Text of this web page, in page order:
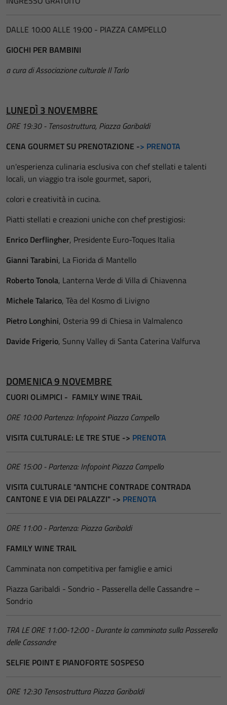
DALLE 10:00 ALLE 19:00 - PIAZZA CAMPELLO
GIOCHI PER BAMBINI
a cura di Associazione culturale Il Tarlo
LUNEDÌ 3 NOVEMBRE
ORE 19:30 - Tensostruttura, Piazza Garibaldi
CENA GOURMET SU PRENOTAZIONE -> PRENOTA
un'esperienza culinaria esclusiva con chef stellati e talenti
locali, un viaggio tra isole gourmet, sapori,
colori e creatività in cucina.
Piatti stellati e creazioni uniche con chef prestigiosi:
Enrico Derflingher, Presidente Euro-Toques Italia
Gianni Tarabini, La Fiorida di Mantello
Roberto Tonola, Lanterna Verde di Villa di Chiavenna
Michele Talarico, Tèa del Kosmo di Livigno
Pietro Longhini, Osteria 99 di Chiesa in Valmalenco
Davide Frigerio, Sunny Valley di Santa Caterina Valfurva
DOMENICA 9 NOVEMBRE
CUORI OLiMPICI - FAMILY WINE TRAiL
ORE 10:00 Partenza: Infopoint Piazza Campello
VISITA CULTURALE: LE TRE STUE -> PRENOTA
ORE 15:00 - Partenza: Infopoint Piazza Campello
VISITA CULTURALE "ANTICHE CONTRADE CONTRADA
CANTONE E VIA DEI PALAZZI" -> PRENOTA
ORE 11:00 - Partenza: Piazza Garibaldi
FAMILY WINE TRAIL
Camminata non competitiva per famiglie e amici
Piazza Garibaldi - Sondrio - Passerella delle Cassandre –
Sondrio
TRA LE ORE 11:00-12:00 - Durante la camminata sulla Passerella
delle Cassandre
SELFIE POINT E PIANOFORTE SOSPESO
ORE 12:30 Tensostruttura Piazza Garibaldi